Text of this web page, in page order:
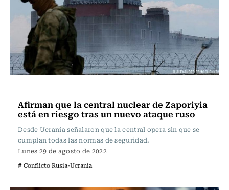
Afirman que la central nuclear de Zaporiyia
está en riesgo tras un nuevo ataque ruso
Desde Ucrania señalaron que la central opera sin que se
cumplan todas las normas de seguridad.
Lunes 29 de agosto de 2022
# Conflicto Rusia-Ucrania